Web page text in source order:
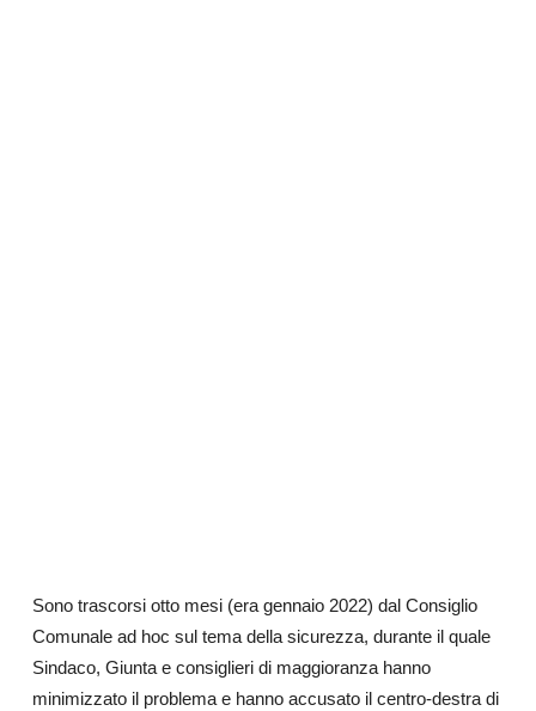
Sono trascorsi otto mesi (era gennaio 2022) dal Consiglio
Comunale ad hoc sul tema della sicurezza, durante il quale
Sindaco, Giunta e consiglieri di maggioranza hanno
minimizzato il problema e hanno accusato il centro-destra di